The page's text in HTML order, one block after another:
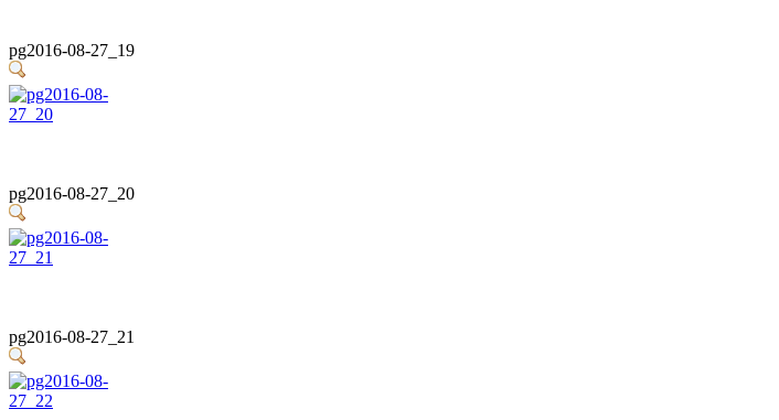
pg2016-08-27_19
pg2016-08-27_20
pg2016-08-27_21